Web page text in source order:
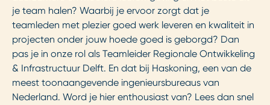
je team halen? Waarbij je ervoor zorgt dat je
teamleden met plezier goed werk leveren en kwaliteit in
projecten onder jouw hoede goed is geborgd? Dan
pas je in onze rol als Teamleider Regionale Ontwikkeling
& Infrastructuur Delft. En dat bij Haskoning, een van de
meest toonaangevende ingenieursbureaus van
Nederland. Word je hier enthousiast van? Lees dan snel